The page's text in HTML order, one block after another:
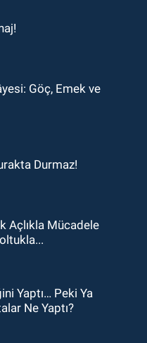
Göç, Emek ve
Durmaz!
Açlıkla Mücadele
Peki Ya
Ne Yaptı?